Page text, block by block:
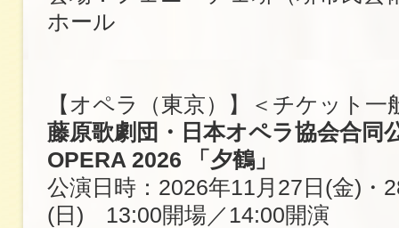
ホール
【オペラ（東京）】＜チケット一
藤原歌劇団・日本オペラ協会合同
OPERA 2026 「夕鶴」
公演日時：2026年11月27日(金)・
(日) 13:00開場／14:00開演